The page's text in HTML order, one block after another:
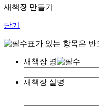
새책장 만들기
닫기
표가 있는 항목은
새책장 명
새책장 설명